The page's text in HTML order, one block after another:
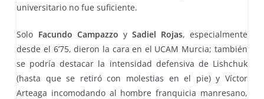
universitario no fue suficiente.
Solo Facundo Campazzo ySadiel Rojas, especialmente
desde el 6’75, dieron la cara en el UCAM Murcia; también
se podría destacar la intensidad defensiva de Lishchuk
(hasta que se retiró con molestias en el pie) y Víctor
Arteaga incomodando al hombre franquicia manresano,